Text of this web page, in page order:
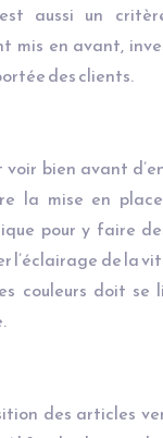
aussi un
mis en avant,
des clients.
bien avant
la mise en
pour y faire
de la
couleurs doit se
des articles